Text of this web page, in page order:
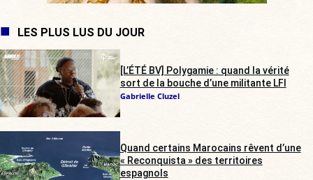
LES PLUS LUS DU JOUR
[L’ÉTÉ BV] Polygamie : quand la vérité
sort de la bouche d’une militante LFI
Gabrielle Cluzel
Quand certains Marocains rêvent d’une
« Reconquista » des territoires
espagnols